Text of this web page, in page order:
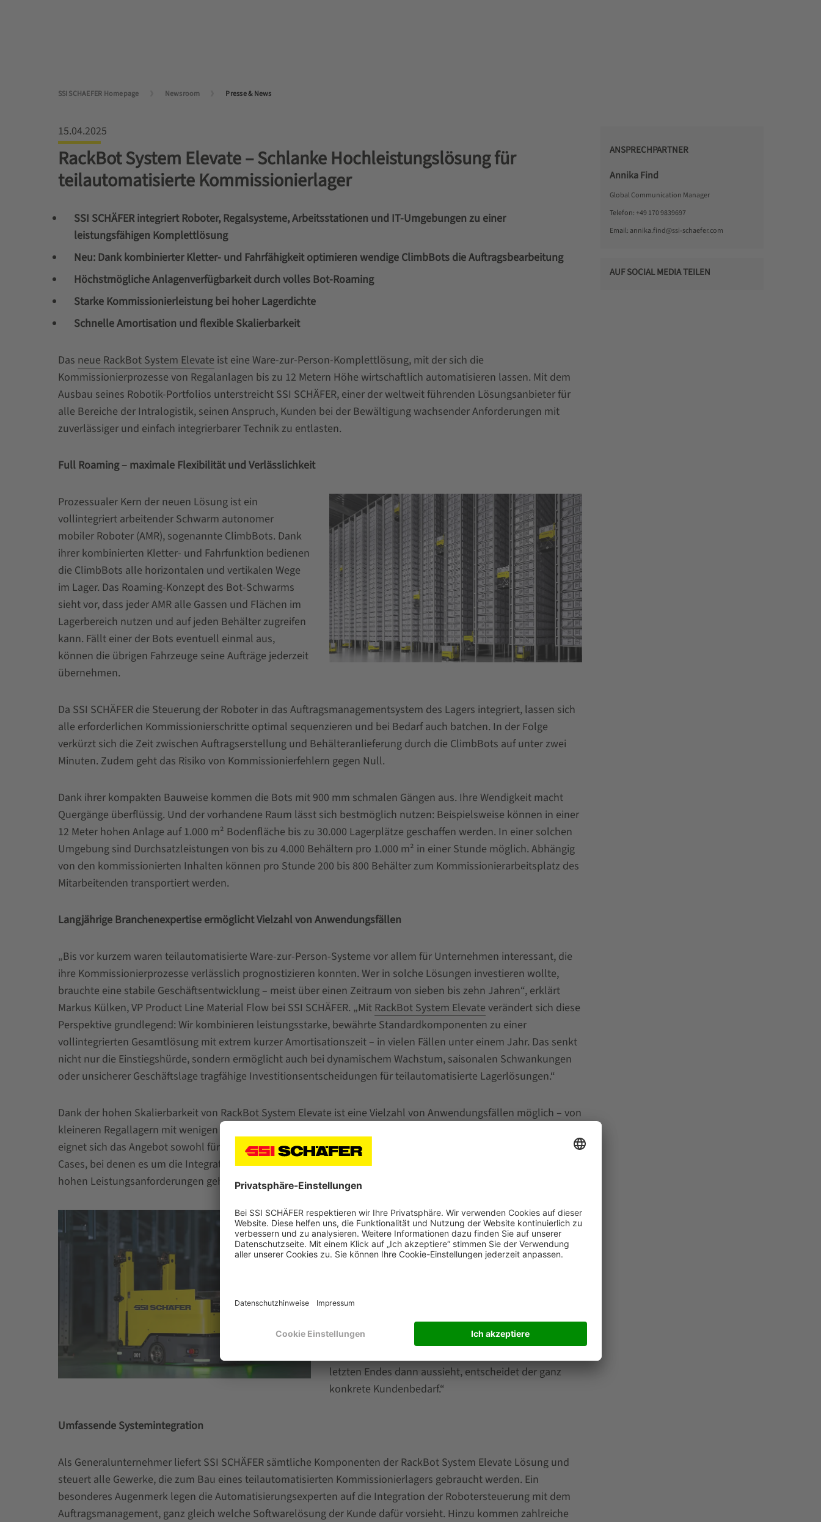
SSI SCHAEFER Homepage Newsroom Presse & News
15.04.2025
RackBot System Elevate – Schlanke Hochleistungslösung für
teilautomatisierte Kommissionierlager
SSI SCHÄFER integriert Roboter, Regalsysteme, Arbeitsstationen und IT-Umgebungen zu einer
leistungsfähigen Komplettlösung
Neu: Dank kombinierter Kletter- und Fahrfähigkeit optimieren wendige ClimbBots die Auftragsbearbeitung
Höchstmögliche Anlagenverfügbarkeit durch volles Bot-Roaming
StarkeKommissionierleistung bei hoher Lagerdichte
Schnelle Amortisation und flexible Skalierbarkeit
Das neue RackBot System Elevate ist eine Ware-zur-Person-Komplettlösung, mit der sich die
Kommissionierprozesse von Regalanlagen bis zu 12 Metern Höhe wirtschaftlich automatisieren lassen. Mit dem
Ausbau seines Robotik-Portfolios unterstreicht SSI SCHÄFER, einer der weltweit führenden Lösungsanbieter für
alle Bereiche der Intralogistik, seinen Anspruch, Kunden bei der Bewältigung wachsender Anforderungen mit
zuverlässiger und einfach integrierbarer Technik zu entlasten.
Full Roaming – maximale Flexibilität und Verlässlichkeit
Prozessualer Kern der neuen Lösung ist ein
vollintegriert arbeitender Schwarm autonomer
mobiler Roboter (AMR), sogenannte ClimbBots. Dank
ihrer kombinierten Kletter- und Fahrfunktion bedienen
die ClimbBots alle horizontalen und vertikalen Wege
im Lager. Das Roaming-Konzept des Bot-Schwarms
sieht vor, dass jeder AMR alle Gassen und Flächen im
Lagerbereich nutzen und auf jeden Behälter zugreifen
kann. Fällt einer der Bots eventuell einmal aus,
können die übrigen Fahrzeuge seine Aufträge jederzeit
übernehmen.
Da SSI SCHÄFER die Steuerung der Roboter in das Auftragsmanagementsystem des Lagers integriert, lassen sich
alle erforderlichen Kommissionierschritte optimal sequenzieren und bei Bedarf auch batchen. In der Folge
verkürzt sich die Zeit zwischen Auftragserstellung und Behälteranlieferung durch die ClimbBots auf unter zwei
Minuten. Zudem geht das Risiko von Kommissionierfehlern gegen Null.
Dank ihrer kompakten Bauweise kommen die Bots mit 900 mm schmalen Gängen aus. Ihre Wendigkeit macht
Quergänge überflüssig. Und der vorhandene Raum lässt sich bestmöglich nutzen: Beispielsweise können in einer
12 Meter hohen Anlage auf 1.000 m² Bodenfläche bis zu 30.000 Lagerplätze geschaffen werden. In einer solchen
Umgebung sind Durchsatzleistungen von bis zu 4.000 Behältern pro 1.000 m² in einer Stunde möglich. Abhängig
von den kommissionierten Inhalten können pro Stunde 200 bis 800 Behälter zum Kommissionierarbeitsplatz des
Mitarbeitenden transportiert werden.
Langjährige Branchenexpertise ermöglicht Vielzahl von Anwendungsfällen
„Bis vor kurzem waren teilautomatisierte Ware-zur-Person-Systeme vor allem für Unternehmen interessant, die
ihre Kommissionierprozesse verlässlich prognostizieren konnten. Wer in solche Lösungen investieren wollte,
brauchte eine stabile Geschäftsentwicklung – meist über einen Zeitraum von sieben bis zehn Jahren“, erklärt
Markus Külken, VP Product Line Material Flow bei SSI SCHÄFER. „Mit RackBot System Elevate verändert sich diese
Perspektive grundlegend: Wir kombinieren leistungsstarke, bewährte Standardkomponenten zu einer
vollintegrierten Gesamtlösung mit extrem kurzer Amortisationszeit – in vielen Fällen unter einem Jahr. Das senkt
nicht nur die Einstiegshürde, sondern ermöglicht auch bei dynamischem Wachstum, saisonalen Schwankungen
oder unsicherer Geschäftslage tragfähige Investitionsentscheidungen für teilautomatisierte Lagerlösungen.“
Dank der hohen Skalierbarkeit von RackBot System Elevate ist eine Vielzahl von Anwendungsfällen möglich – von
kleineren Regallagern mit wenigen tausend Behältern bis zu Anlagen mit sechsstelligen Behältermengen. Damit
eignet sich das Angebot sowohl für den Einstieg in die teilautomatisierte Lagerhaltung als auch für Business
Cases, bei denen es um die Integration von Ware-zur-Person-Lösungen in vollautomatische Großanlagen mit
hohen Leistungsanforderungen geht.
„Wir verfügen über jahrzehntelange Erfahrung in der
Planung und dem Bau von Intralogistikanlagen. So
können wir unseren Kunden immer genau die Lösung
zur-Person-Umfeld, wo neben den neuen RackBot-
Lösungen zum Beispiel auch unsere bewährten
Miniload-, Shuttle- und Lift-Systeme zum Einsatz
letzten Endes dann aussieht, entscheidet der ganz
konkrete Kundenbedarf.“
Umfassende Systemintegration
Als Generalunternehmer liefert SSI SCHÄFER sämtliche Komponenten der RackBot System Elevate Lösung und
steuert alle Gewerke, die zum Bau eines teilautomatisierten Kommissionierlagers gebraucht werden. Ein
besonderes Augenmerk legen die Automatisierungsexperten auf die Integration der Robotersteuerung mit dem
Auftragsmanagement, ganz gleich welche Softwarelösung der Kunde dafür vorsieht. Hinzu kommen zahlreiche
ANSPRECHPARTNER
Annika Find
Global Communication Manager
Telefon: +49 170 9839697
Email: annika.find@ssi-schaefer.com
AUF SOCIAL MEDIA TEILEN